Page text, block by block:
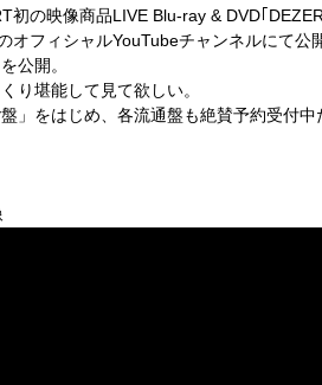
初の映像商品LIVE Blu-ray & DVD
オフィシャルYouTubeチャンネルにて公
公開。
り堪能して見て欲しい。
」をはじめ、各流通盤も絶賛予約受付中